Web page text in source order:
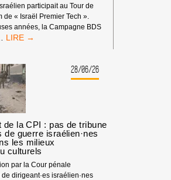
participait au Tour de
de « Israël Premier Tech ».
années, la Campagne BDS
TOUR
:
PAS
D’ÉQUIPE
ISRAÉLIENNE
!
28/06/26
de la CPI : pas de tribune
de guerre israélien·nes
les milieux
culturels
par la Cour pénale
dirigeant·es israélien·nes